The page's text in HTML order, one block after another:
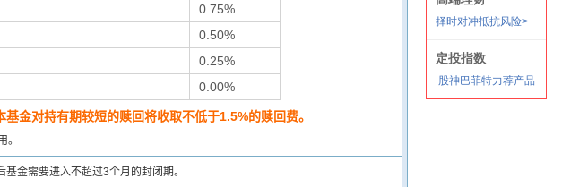
0.75%
0.50%
0.25%
0.00%
金对持有期较短的赎回将收取不低于1.5%的赎回费。
金需要进入不超过3个月的封闭期。